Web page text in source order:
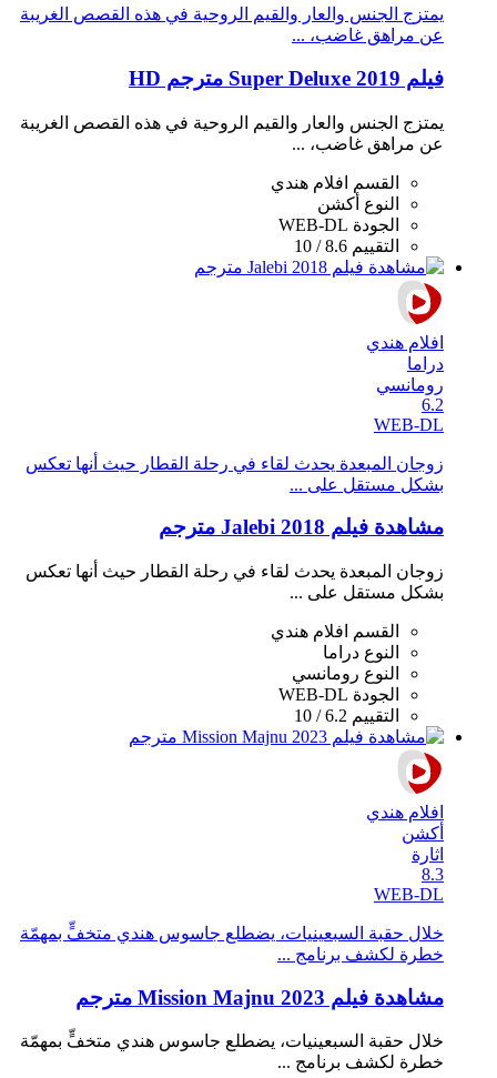
يمتزج الجنس والعار والقيم الروحية في هذه القصص الغريبة
عن مراهق غاضب، ...
فيلم Super Deluxe 2019 مترجم HD
يمتزج الجنس والعار والقيم الروحية في هذه القصص الغريبة
عن مراهق غاضب، ...
القسم
افلام هندي
النوع أكشن
الجودة WEB-DL
التقييم 8.6 / 10
افلام هندي
دراما
رومانسي
6.2
WEB-DL
زوجان المبعدة يحدث لقاء في رحلة القطار حيث أنها تعكس
بشكل مستقل على ...
مشاهدة فيلم Jalebi 2018 مترجم
زوجان المبعدة يحدث لقاء في رحلة القطار حيث أنها تعكس
بشكل مستقل على ...
القسم
افلام هندي
النوع دراما
النوع رومانسي
الجودة WEB-DL
التقييم 6.2 / 10
افلام هندي
أكشن
اثارة
8.3
WEB-DL
خلال حقبة السبعينيات، يضطلع جاسوس هندي متخفٍّ بمهمّة
خطرة لكشف برنامج ...
مشاهدة فيلم Mission Majnu 2023 مترجم
خلال حقبة السبعينيات، يضطلع جاسوس هندي متخفٍّ بمهمّة
خطرة لكشف برنامج ...